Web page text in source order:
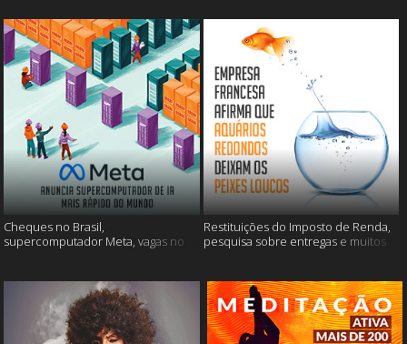
Cheques no Brasil,
supercomputador Meta, vagas no
Restituições do Imposto de Renda,
pesquisa sobre entregas e muitos